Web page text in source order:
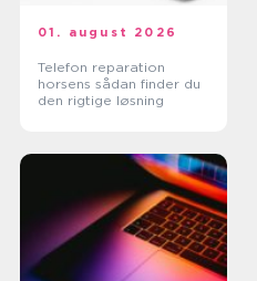
01. august 2026
Telefon reparation
horsens sådan finder du
den rigtige løsning